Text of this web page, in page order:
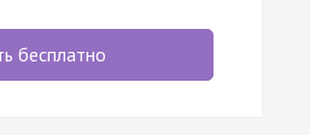
бесплатно